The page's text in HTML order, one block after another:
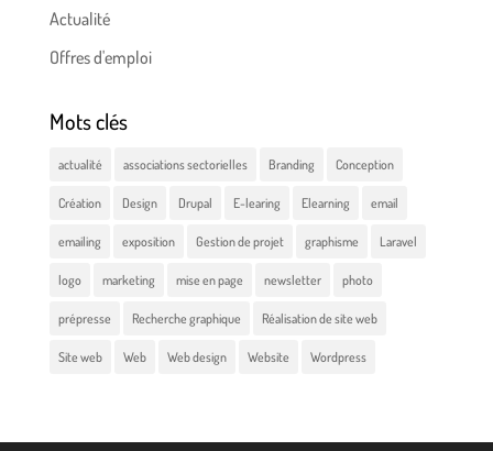
Actualité
Offres d'emploi
Mots clés
actualité associations sectorielles Branding Conception
Création Design Drupal E-learing Elearning email
emailing exposition Gestion de projet graphisme Laravel
logo marketing mise en page newsletter photo
prépresse Recherche graphique Réalisation de site web
Site web Web Web design Website Wordpress